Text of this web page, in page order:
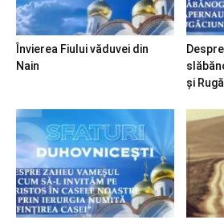
Învierea Fiului văduvei din
Nain
și